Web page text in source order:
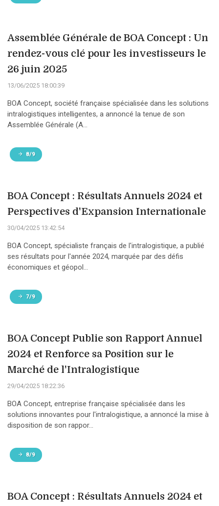
Assemblée Générale de BOA Concept : Un
rendez-vous clé pour les investisseurs le
26 juin 2025
13/06/2025 18:00:39
BOA Concept, société française spécialisée dans les solutions
intralogistiques intelligentes, a annoncé la tenue de son
Assemblée Générale (A...
8/9
BOA Concept : Résultats Annuels 2024 et
Perspectives d'Expansion Internationale
30/04/2025 13:42:54
BOA Concept, spécialiste français de l'intralogistique, a publié
ses résultats pour l'année 2024, marquée par des défis
économiques et géopol...
7/9
BOA Concept Publie son Rapport Annuel
2024 et Renforce sa Position sur le
Marché de l'Intralogistique
29/04/2025 18:22:36
BOA Concept, entreprise française spécialisée dans les
solutions innovantes pour l'intralogistique, a annoncé la mise à
disposition de son rappor...
8/9
BOA Concept : Résultats Annuels 2024 et